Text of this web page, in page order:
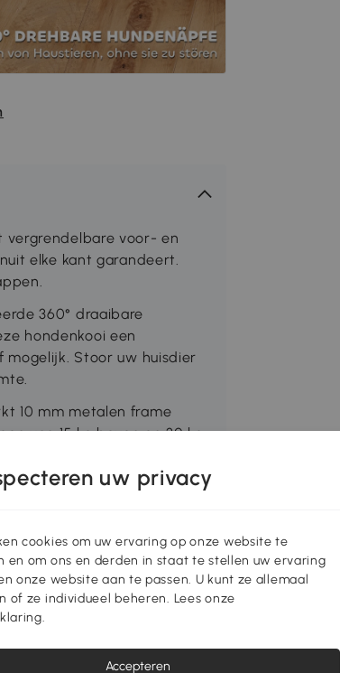
vergrendelbare voor- en
elke kant garandeert.
360° draaibare
hondenkooi een
Stoor uw huisdier
10 mm metalen frame
van 15 kg boven en 30 kg
huisdier.
heel eenvoudig.
voor comfort en veiligheid,
plek voor uw
95B x 60D x 68,5H cm.
cm en een gewicht van
uw privacy
cookies om uw ervaring op onze website te
en om ons en derden in staat te stellen uw ervaring
onze website aan te passen. U kunt ze allemaal
of ze individueel beheren. Lees onze
Accepteren